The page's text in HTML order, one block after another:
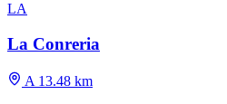
LA
La Conreria
A 13.48 km